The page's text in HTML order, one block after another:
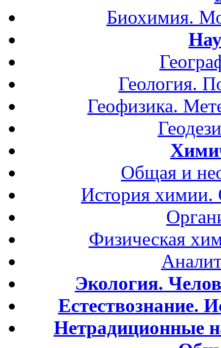
Биохимия.
Геология.
Геофизика.
Общая и
История
Физическая
Экология.
Естествознание.
Нетрадиционные